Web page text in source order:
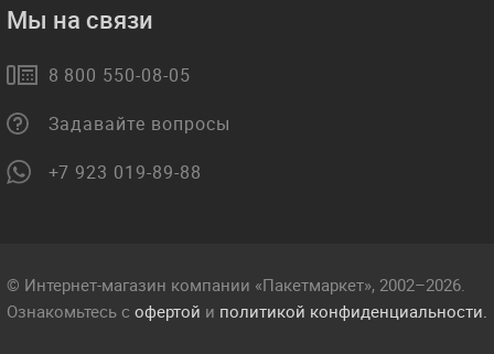
Мы на связи
8 800 550-08-05
Задавайте вопросы
+7 923 019-89-88
© Интернет-магазин компании «Пакетмаркет», 2002–2026.
Ознакомьтесь с офертой и политикой конфиденциальности.